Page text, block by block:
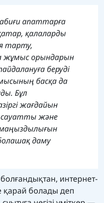
апаттарға
қалаларды
тарту,
жұмыс орындарын
беруді
басқа да
Бұл
жағдайын
сауатты және
даму
интернет-
қарай болады деп